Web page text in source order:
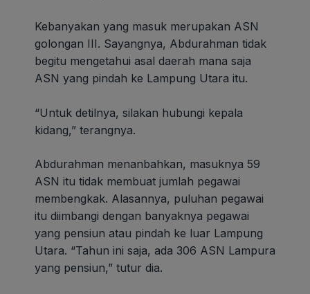
Kebanyakan yang masuk merupakan ASN
golongan III. Sayangnya, Abdurahman tidak
begitu mengetahui asal daerah mana saja
ASN yang pindah ke Lampung Utara itu.
“Untuk detilnya, silakan hubungi kepala
kidang,” terangnya.
Abdurahman menanbahkan, masuknya 59
ASN itu tidak membuat jumlah pegawai
membengkak. Alasannya, puluhan pegawai
itu diimbangi dengan banyaknya pegawai
yang pensiun atau pindah ke luar Lampung
Utara. “Tahun ini saja, ada 306 ASN Lampura
yang pensiun,” tutur dia.